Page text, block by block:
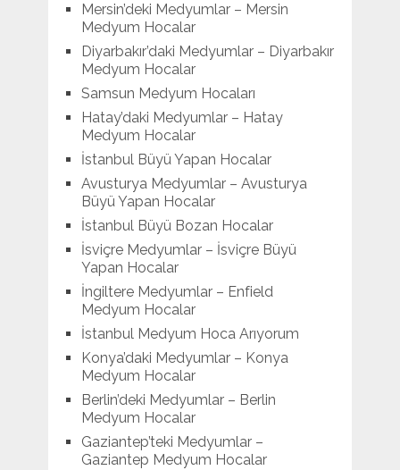
Mersin’deki Medyumlar – Mersin
Medyum Hocalar
Diyarbakır’daki Medyumlar – Diyarbakır
Medyum Hocalar
Samsun Medyum Hocaları
Hatay’daki Medyumlar – Hatay
Medyum Hocalar
İstanbul Büyü Yapan Hocalar
Avusturya Medyumlar – Avusturya
Büyü Yapan Hocalar
İstanbul Büyü Bozan Hocalar
İsviçre Medyumlar – İsviçre Büyü
Yapan Hocalar
İngiltere Medyumlar – Enfield
Medyum Hocalar
İstanbul Medyum Hoca Arıyorum
Konya’daki Medyumlar – Konya
Medyum Hocalar
Berlin’deki Medyumlar – Berlin
Medyum Hocalar
Gaziantep’teki Medyumlar –
Gaziantep Medyum Hocalar